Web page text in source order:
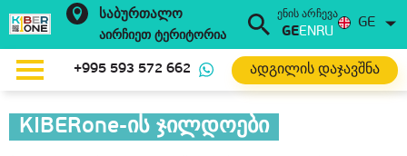
საბურთალო
აირჩიეთ ტერიტორია
ენის არჩევა
GEEN RU
GE
+995 593 572 662 ადგილის დაჯავშნა
KIBERone-ის ჯილდოები